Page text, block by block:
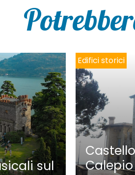
sul
Edifici storici
Calepio